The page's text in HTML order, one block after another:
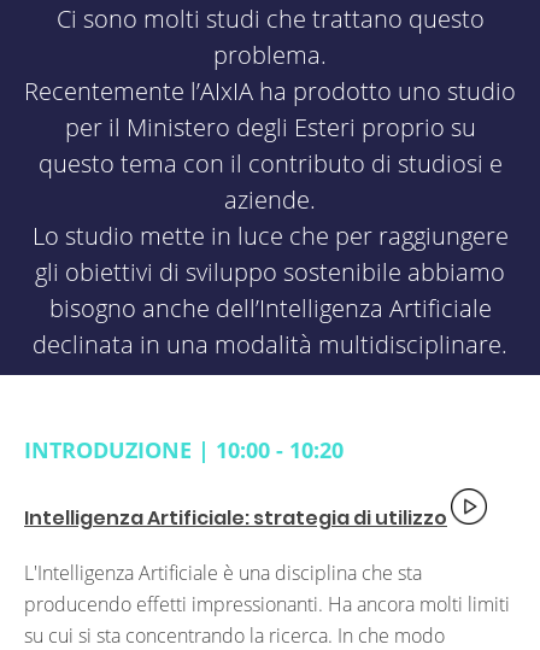
Ci sono molti studi che trattano questo
problema.
Recentemente l’AIxIA ha prodotto uno studio
per il Ministero degli Esteri proprio su
questo tema con il contributo di studiosi e
aziende.
Lo studio mette in luce che per raggiungere
gli obiettivi di sviluppo sostenibile abbiamo
bisogno anche dell’Intelligenza Artificiale
declinata in una modalità multidisciplinare.
INTRODUZIONE | 10:00 - 10:20
Intelligenza Artificiale: strategia di utilizzo
L'Intelligenza Artificiale è una disciplina che sta
producendo effetti impressionanti. Ha ancora molti limiti
su cui si sta concentrando la ricerca. In che modo